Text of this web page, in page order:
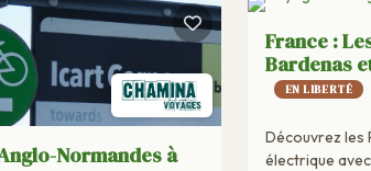
Normandes à
France :
Bardenas
EN LIBERTÉ
Découvrez les
électrique